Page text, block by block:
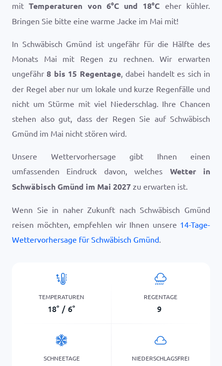
mitTemperaturen von 6°Cund 18°C eher kühler.
Bringen Sie bitte eine warme Jacke im Mai mit!
In Schwäbisch Gmünd ist ungefähr für die Hälfte des
Monats Mai mit Regen zu rechnen. Wir erwarten
ungefähr8 bis 15 Regentage, dabei handelt es sich in
der Regel aber nur um lokale und kurze Regenfälle und
nicht um Stürme mit viel Niederschlag. Ihre Chancen
stehen also gut, dass der Regen Sie auf Schwäbisch
Gmünd im Mai nicht stören wird.
Unsere Wettervorhersage gibt Ihnen einen
umfassenden Eindruck davon, welches Wetter in
Schwäbisch Gmünd im Mai 2027 zu erwarten ist.
Wenn Sie in naher Zukunft nach Schwäbisch Gmünd
reisen möchten, empfehlen wir Ihnen unsere 14-Tage-
Wettervorhersage für Schwäbisch Gmünd.
TEMPERATUREN
18° / 6°
REGENTAGE
9
SCHNEETAGE NIEDERSCHLAGSFREI